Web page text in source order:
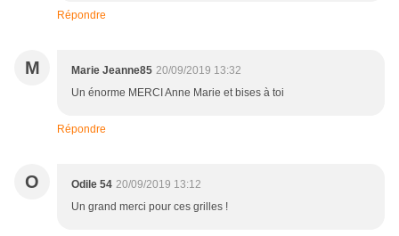
Répondre
M Marie Jeanne85 20/09/2019 13:32
Un énorme MERCI Anne Marie et bises à toi
Répondre
O Odile 54 20/09/2019 13:12
Un grand merci pour ces grilles !